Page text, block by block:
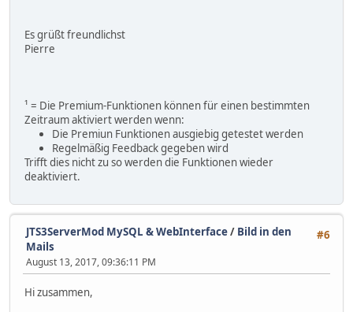
Es grüßt freundlichst
Pierre
¹ = Die Premium-Funktionen können für einen bestimmten
Zeitraum aktiviert werden wenn:
Die Premiun Funktionen ausgiebig getestet werden
Regelmäßig Feedback gegeben wird
Trifft dies nicht zu so werden die Funktionen wieder
deaktiviert.
#6
JTS3ServerMod MySQL & WebInterface/ Bild in den
Mails
August 13, 2017, 09:36:11 PM
Hi zusammen,